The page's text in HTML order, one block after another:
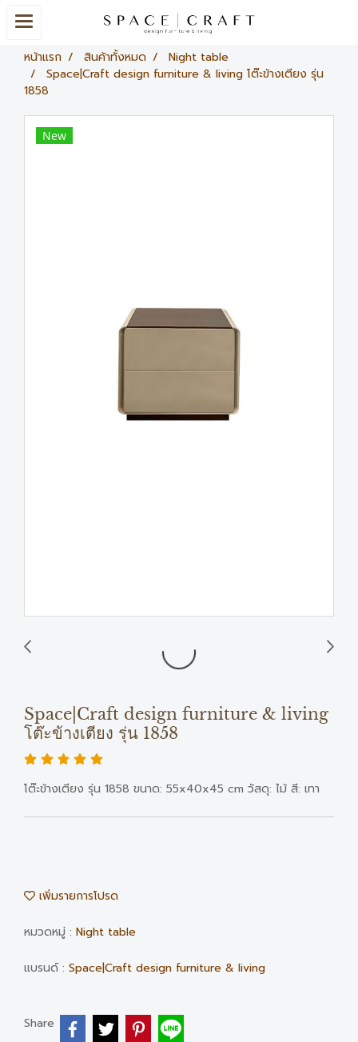
หน้าแรก สินค้าทั้งหมด
Night table
Space|Craft design furniture & living โต๊ะข้างเตียง รุ่น
1858
New
Space|Craft design furniture & living
โต๊ะข้างเตียง รุ่น 1858
โต๊ะข้างเตียง รุ่น 1858 ขนาด: 55x40x45 cm วัสดุ: ไม้ สี: เทา
เพิ่มรายการโปรด
หมวดหมู่ : Night table
แบรนด์ : Space|Craft design furniture & living
Share